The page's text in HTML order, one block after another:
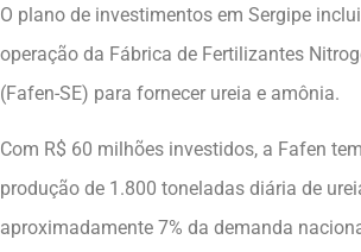
O plano de investimentos em Sergipe
operação da Fábrica de Fertilizantes
(Fafen-SE) para fornecer ureia e amônia.
Com R$ 60 milhões investidos, a Fafen
produção de 1.800 toneladas diária de
aproximadamente 7% da demanda